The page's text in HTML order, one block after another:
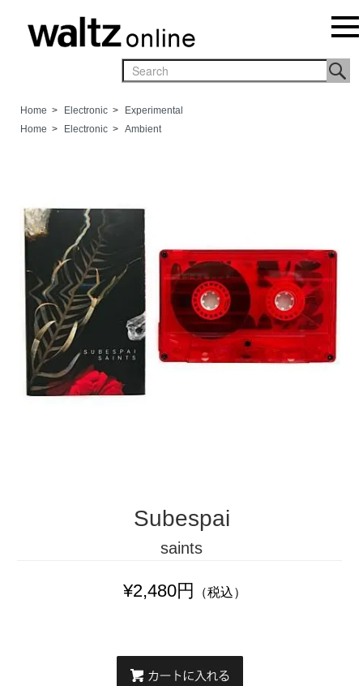
Home > Electronic >
Experimental
Home > Electronic > Ambient
Subespai
saints
¥2,480円 （税込）